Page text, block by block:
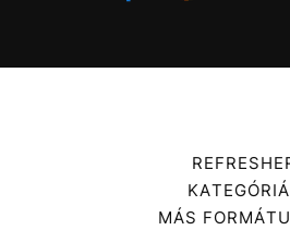
Zene
MÁS